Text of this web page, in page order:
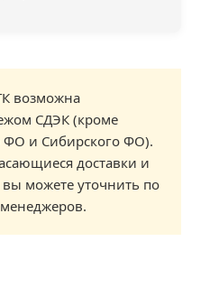
возможна
СДЭК (кроме
ФО и Сибирского ФО).
доставки и
можете уточнить по